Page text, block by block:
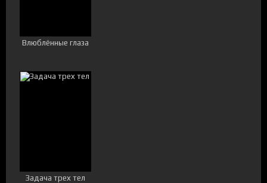
Влюблённые глаза
Задача трех тел